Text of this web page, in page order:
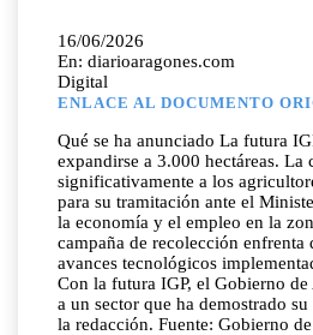
16/06/2026
En: diarioaragones.com
Digital
ENLACE AL DOCUMENTO
Qué se ha anunciado La futura
expandirse a 3.000 hectáreas.
significativamente a los
para su tramitación ante el
la economía y el empleo en la
campaña de recolección
avances tecnológicos
Con la futura IGP, el Gobierno
a un sector que ha demostrado
la redacción. Fuente: Gobierno